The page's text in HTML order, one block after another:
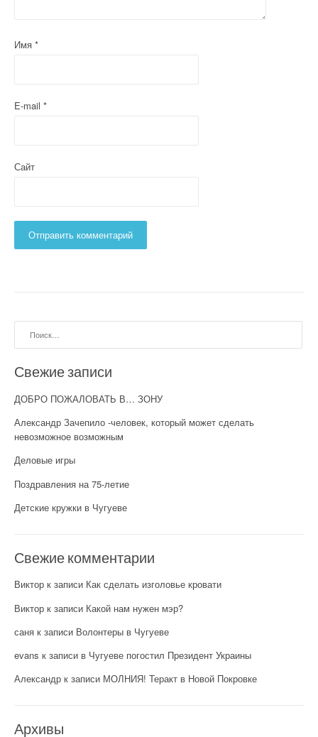
Имя *
E-mail *
Сайт
Свежие записи
ДОБРО ПОЖАЛОВАТЬ В… ЗОНУ
Александр Зачепило -человек, который может сделать
невозможное возможным
Деловые игры
Поздравления на 75-летие
Детские кружки в Чугуеве
Свежие комментарии
Виктор к записи Как сделать изголовье кровати
Виктор к записи Какой нам нужен мэр?
саня к записи Волонтеры в Чугуеве
evans к записи в Чугуеве погостил Президент Украины
Александр к записи МОЛНИЯ! Теракт в Новой Покровке
Архивы